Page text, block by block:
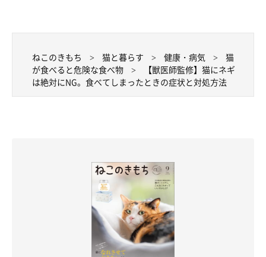
ねこのきもち 猫と暮らす 健康・病気
猫
が食べると危険な食べ物
【獣医師監修】猫にネギ
は絶対にNG。食べてしまったときの症状と対処方法